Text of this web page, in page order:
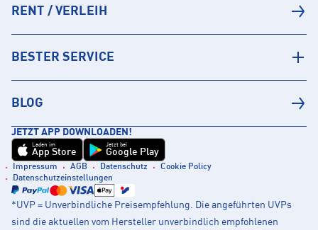
RENT / VERLEIH
BESTER SERVICE
BLOG
JETZT APP DOWNLOADEN!
Laden im
App Store
Jetzt bei
Google Play
Impressum AGB Datenschutz
Cookie Policy
Datenschutzeinstellungen
*UVP = Unverbindliche Preisempfehlung. Die angeführten UVPs
sind die aktuellen vom Hersteller unverbindlich empfohlenen